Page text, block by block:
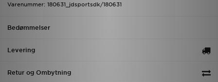
Varenummer: 180631_jdsportsdk/180631
Bedømmelser
Levering
Retur og Ombytning